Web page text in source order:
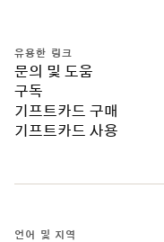
유용한 링크
문의 및 도움
구독
기프트카드 구매
기프트카드 사용
언어 및 지역